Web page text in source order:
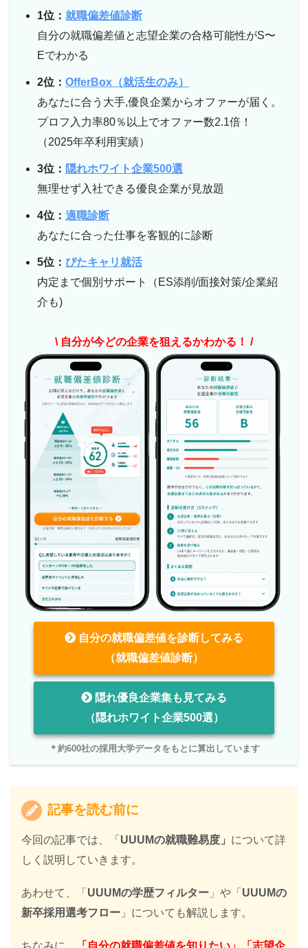
1位： 就職偏差値診断
自分の就職偏差値と志望企業の合格可能性がS〜
Eでわかる
2位： OfferBox（就活生のみ）
あなたに合う大手,優良企業からオファーが届く。
プロフ入力率80％以上でオファー数2.1倍！
（2025年卒利用実績）
3位： 隠れホワイト企業500選
無理せず入社できる優良企業が見放題
4位： 適職診断
あなたに合った仕事を客観的に診断
5位： ぴたキャリ就活
内定まで個別サポート（ES添削/面接対策/企業紹
介も)
\ 自分が今どの企業を狙えるかわかる！ /
自分の就職偏差値を診断してみる
（就職偏差値診断）
隠れ優良企業集も見てみる
（隠れホワイト企業500選）
＊約600社の採用大学データをもとに算出しています
記事を読む前に
今回の記事では、「 UUUMの就職難易度」 について詳
しく説明していきます。
あわせて、「 UUUMの学歴フィルター 」や「 UUUMの
新卒採用選考フロー 」についても解説します。